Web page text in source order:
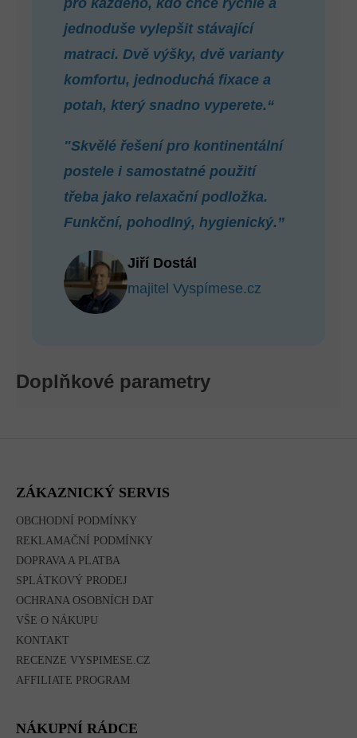
pro každého, kdo chce rychle a
jednoduše vylepšit stávající
matraci. Dvě výšky, dvě varianty
komfortu, jednoduchá fixace a
potah, který snadno vyperete.“
"Skvělé řešení pro kontinentální
postele i samostatné použití
třeba jako relaxační podložka.
Funkční, pohodlný, hygienický.”
Jiří Dostál
majitel Vyspímese.cz
Doplňkové parametry
ZÁKAZNICKÝ SERVIS
OBCHODNÍ PODMÍNKY
REKLAMAČNÍ PODMÍNKY
DOPRAVA A PLATBA
SPLÁTKOVÝ PRODEJ
OCHRANA OSOBNÍCH DAT
VŠE O NÁKUPU
KONTAKT
RECENZE VYSPIMESE.CZ
AFFILIATE PROGRAM
NÁKUPNÍ RÁDCE